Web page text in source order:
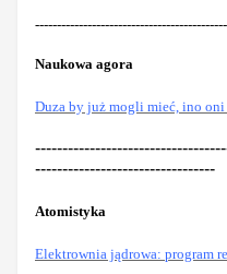
Naukowa agora
Duza by już mogli mieć, ino
---------------------------------
Atomistyka
Elektrownia jądrowa: program